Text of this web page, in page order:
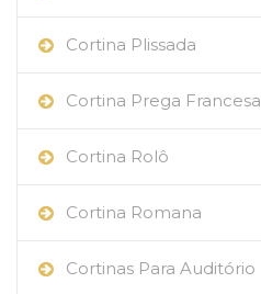
Cortina Plissada
Cortina Prega Francesa
Cortina Rolô
Cortina Romana
Cortinas Para Auditório